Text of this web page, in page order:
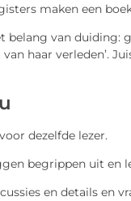
maken een
van duiding:
haar verleden’.
dezelfde lezer.
begrippen uit en
en details en